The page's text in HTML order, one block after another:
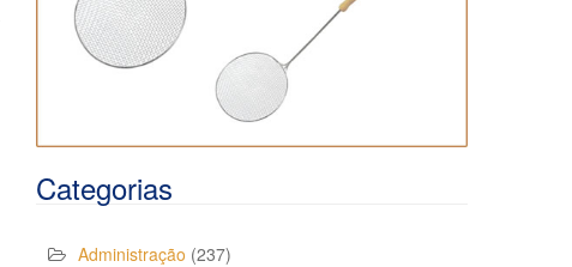
Categorias
Administração (237)